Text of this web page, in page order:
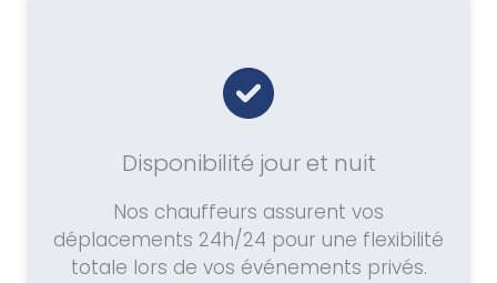
Disponibilité jour et nuit
Nos chauffeurs assurent vos
déplacements 24h/24 pour une flexibilité
totale lors de vos événements privés.